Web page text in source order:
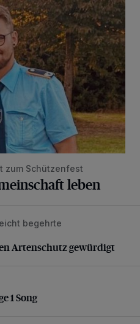
leben
zum Schützenfest
leben
gewürdigt
begehrte
Artenschutz gewürdigt
1 Song
1 Song